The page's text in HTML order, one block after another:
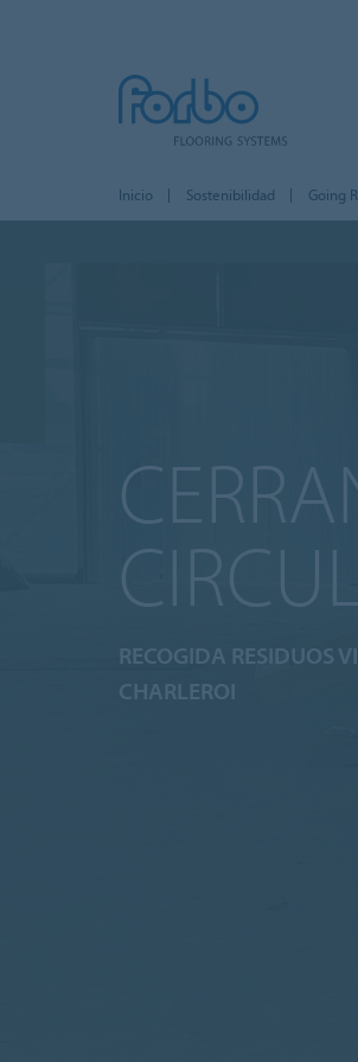
Inicio Sostenibilidad Going
RECOGIDA RESIDUOS
CHARLEROI